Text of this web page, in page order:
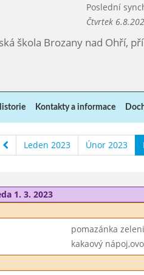
Poslední
Čtvrtek
škola Brozany nad Ohří,
Kontakty a informace
Leden 2023 Únor 2023
1. 3. 2023
pomazánka
kakaový